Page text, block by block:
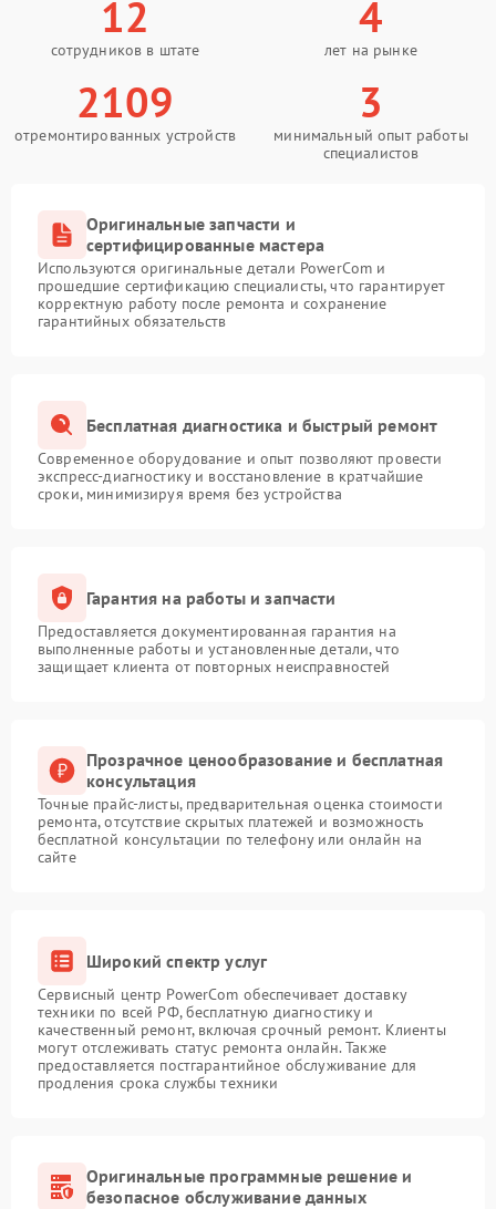
12
сотрудников в штате
4
лет на рынке
2109
отремонтированных устройств
3
минимальный опыт работы
специалистов
Оригинальные запчасти и
сертифицированные мастера
Используются оригинальные детали PowerCom и
прошедшие сертификацию специалисты, что гарантирует
корректную работу после ремонта и сохранение
гарантийных обязательств
Бесплатная диагностика и быстрый ремонт
Современное оборудование и опыт позволяют провести
экспресс-диагностику и восстановление в кратчайшие
сроки, минимизируя время без устройства
Гарантия на работы и запчасти
Предоставляется документированная гарантия на
выполненные работы и установленные детали, что
защищает клиента от повторных неисправностей
Прозрачное ценообразование и бесплатная
консультация
Точные прайс-листы, предварительная оценка стоимости
ремонта, отсутствие скрытых платежей и возможность
бесплатной консультации по телефону или онлайн на
сайте
Широкий спектр услуг
Сервисный центр PowerCom обеспечивает доставку
техники по всей РФ, бесплатную диагностику и
качественный ремонт, включая срочный ремонт. Клиенты
могут отслеживать статус ремонта онлайн. Также
предоставляется постгарантийное обслуживание для
продления срока службы техники
Оригинальные программные решение и
безопасное обслуживание данных